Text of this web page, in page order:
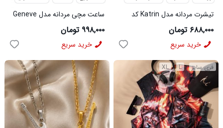
ساعت مچی مردانه مدل Geneve
کد 6562
۹۹۸,۰۰۰ تومان
خرید سریع
تیشرت مردانه مدل Katrin کد
6579
۶۸۸,۰۰۰ تومان
خرید سریع
فری سایز L
XL